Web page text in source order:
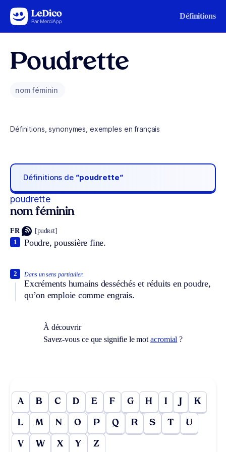
Aller au contenu Définitions
Poudrette
nom féminin
Définitions, synonymes, exemples en français
Définitions de “poudrette“
poudrette
nom féminin
FR [pudʀɛt]
Poudre, poussière fine.
1
Dans un sens particulier.
Excréments humains desséchés et réduits en poudre,
qu’on emploie comme engrais.
2
À découvrir
Savez-vous ce que signifie le motacromial ?
A B C D E F G H I J K
L M N O P Q R S T U
V W X Y Z